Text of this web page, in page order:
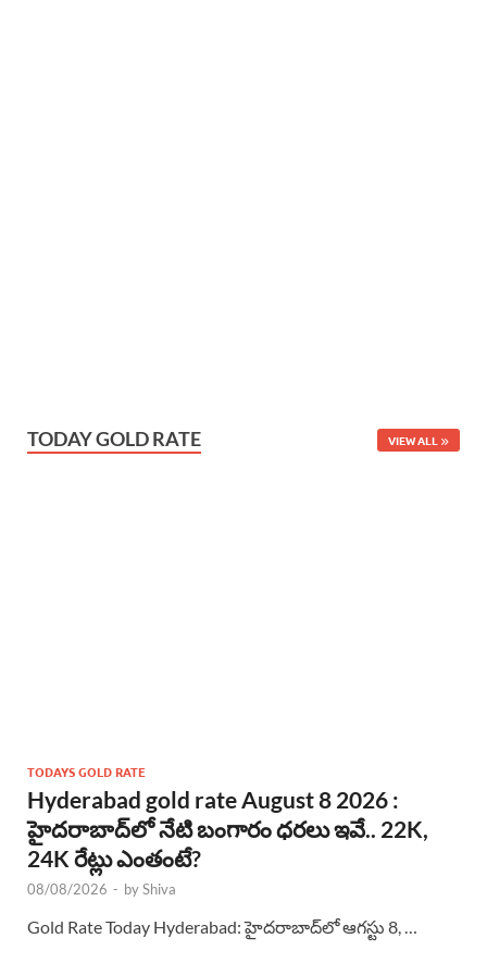
TODAY GOLD RATE VIEW ALL
TODAYS GOLD RATE
Hyderabad gold rate August 8 2026 :
హైదరాబాద్‌లో నేటి బంగారం ధరలు ఇవే.. 22K,
24K రేట్లు ఎంతంటే?
08/08/2026 - byShiva
Gold Rate Today Hyderabad: హైదరాబాద్‌లో ఆగస్టు 8, …